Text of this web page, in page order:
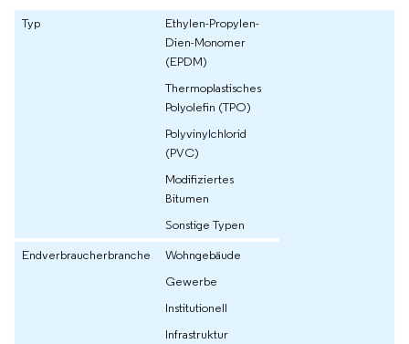
Typ
Ethylen-Propylen-
Dien-Monomer
(EPDM)
Thermoplastisches
Polyolefin (TPO)
Polyvinylchlorid
(PVC)
Modifiziertes
Bitumen
Sonstige Typen
Endverbraucherbranche
Wohngebäude
Gewerbe
Institutionell
Infrastruktur